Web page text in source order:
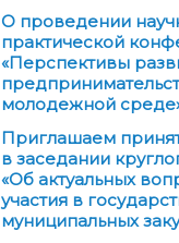
О проведении
практической
«Перспективы
молодежной
Приглашаем
в заседании
«Об актуальных
участия в
муниципальных